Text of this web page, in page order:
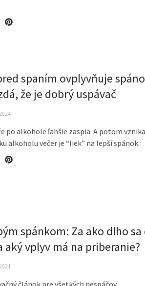
spaním ovplyvňuje
že je dobrý uspávač
po alkohole ľahšie zaspia. A potom
alkoholu večer je “liek” na lepší spánok.
spánkom: Za ako dlho sa
aký vplyv má na priberanie?